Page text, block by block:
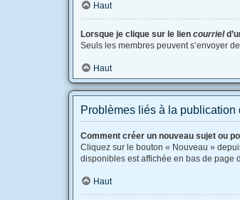
Haut
Lorsque je clique sur le lien courriel
Seuls les membres peuvent s’envoyer
Haut
Problèmes liés à la publication
Comment créer un nouveau sujet ou
Cliquez sur le bouton « Nouveau »
disponibles est affichée en bas de page
Haut